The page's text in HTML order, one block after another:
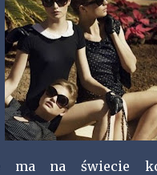
ma na świecie